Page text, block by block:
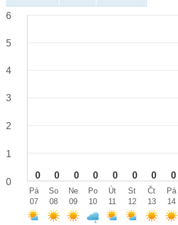
0 0 0 0 0 0 0 0
6
5
4
3
2
1
0
Pá
07
So
08
Ne
09
Po
10
Út
11
St
12
Čt
13
Pá
14